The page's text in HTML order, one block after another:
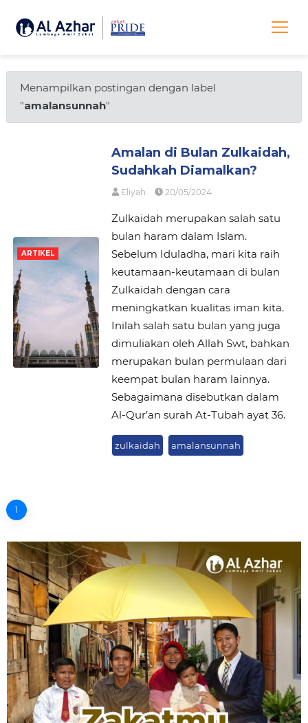
Menampilkan postingan dengan label
"amalansunnah"
ARTIKEL
Amalan di Bulan Zulkaidah,
Sudahkah Diamalkan?
Eliyah 20/05/2024
Zulkaidah merupakan salah satu
bulan haram dalam Islam.
Sebelum Iduladha, mari kita raih
keutamaan-keutamaan di bulan
Zulkaidah dengan cara
meningkatkan kualitas iman kita.
Inilah salah satu bulan yang juga
dimuliakan oleh Allah Swt, bahkan
merupakan bulan permulaan dari
keempat bulan haram lainnya.
Sebagaimana disebutkan dalam
Al-Qur’an surah At-Tubah ayat 36.
zulkaidah amalansunnah
1